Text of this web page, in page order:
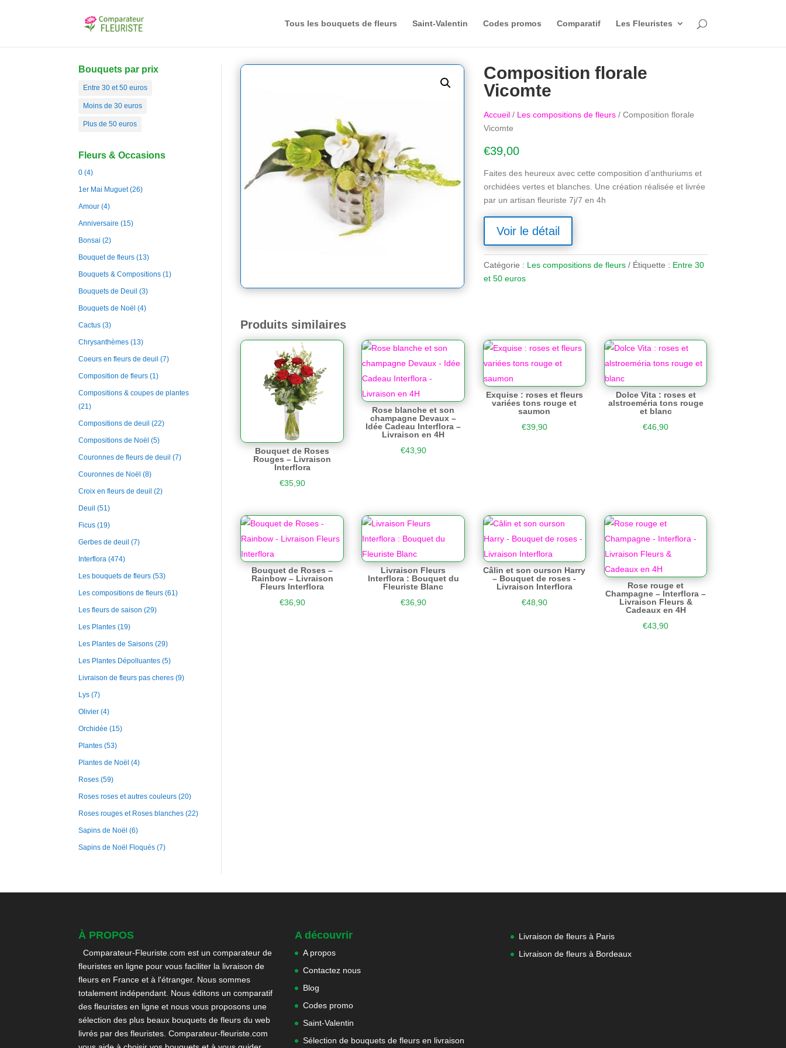
Tous les bouquets de fleurs Saint-Valentin Codes promos Comparatif Les Fleuristes
Bouquets par prix
Entre 30 et 50 euros
Moins de 30 euros
Plus de 50 euros
Fleurs & Occasions
0 (4)
1er Mai Muguet (26)
Amour (4)
Anniversaire (15)
Bonsai (2)
Bouquet de fleurs (13)
Bouquets & Compositions (1)
Bouquets de Deuil (3)
Bouquets de Noël (4)
Cactus (3)
Chrysanthèmes (13)
Coeurs en fleurs de deuil (7)
Composition de fleurs (1)
Compositions & coupes de plantes
(21)
Compositions de deuil (22)
Compositions de Noël (5)
Couronnes de fleurs de deuil (7)
Couronnes de Noël (8)
Croix en fleurs de deuil (2)
Deuil (51)
Ficus (19)
Gerbes de deuil (7)
Interflora (474)
Les bouquets de fleurs (53)
Les compositions de fleurs (61)
Les fleurs de saison (29)
Les Plantes (19)
Les Plantes de Saisons (29)
Les Plantes Dépolluantes (5)
Livraison de fleurs pas cheres (9)
Lys (7)
Olivier (4)
Orchidée (15)
Plantes (53)
Plantes de Noël (4)
Roses (59)
Roses roses et autres couleurs (20)
Roses rouges et Roses blanches (22)
Sapins de Noël (6)
Sapins de Noël Floqués (7)
Composition florale
Vicomte
Accueil/ Les compositions de fleurs/ Composition florale
Vicomte
€39,00
Faites des heureux avec cette composition d’anthuriums et
orchidées vertes et blanches. Une création réalisée et livrée
par un artisan fleuriste 7j/7 en 4h
Voir le détail
Catégorie : Les compositions de fleurs Étiquette : Entre 30
et 50 euros
Produits similaires
Bouquet de Roses
Rouges – Livraison
Interflora
€35,90
Rose blanche et son
champagne Devaux –
Idée Cadeau Interflora –
Livraison en 4H
€43,90
Exquise : roses et fleurs
variées tons rouge et
saumon
€39,90
Dolce Vita : roses et
alstroeméria tons rouge
et blanc
€46,90
Bouquet de Roses –
Rainbow – Livraison
Fleurs Interflora
€36,90
Livraison Fleurs
Interflora : Bouquet du
Fleuriste Blanc
€36,90
Câlin et son ourson Harry
– Bouquet de roses -
Livraison Interflora
€48,90
Rose rouge et
Champagne – Interflora –
Livraison Fleurs &
Cadeaux en 4H
€43,90
À PROPOS
Comparateur-Fleuriste.com est un comparateur de
fleuristes en ligne pour vous faciliter la livraison de
fleurs en France et à l'étranger. Nous sommes
totalement indépendant. Nous éditons un comparatif
des fleuristes en ligne et nous vous proposons une
sélection des plus beaux bouquets de fleurs du web
livrés par des fleuristes. Comparateur-fleuriste.com
A découvrir
A propos
Contactez nous
Blog
Codes promo
Saint-Valentin
Sélection de bouquets de fleurs en livraison
Livraison de fleurs à Paris
Livraison de fleurs à Bordeaux